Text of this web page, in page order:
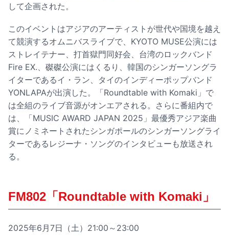
して企画された。
このイベントはアジアのアーティストが世代や国境を越え
て競演するオムニバスライブで、KYOTO MUSE公演には
ストレイテナー、打首獄門同好会、台湾のロックバンド
Fire EX.、磔磔公演にはくるり、韓国のシンガーソングラ
イターであるイ・ラン、タイのインディーポップバンド
YONLAPAが出演した。「Roundtable with Komaki」で
は全組のライブ音源がオンエアされる。さらに番組内で
は、「MUSIC AWARD JAPAN 2025」最優秀アジア楽曲
賞にノミネートされたシンガポールのシンガーソングライ
ターであるレジーナ・ソングのインタビューも放送され
る。
FM802「Roundtable with Komaki」
2025年6月7日（土）21:00～23:00